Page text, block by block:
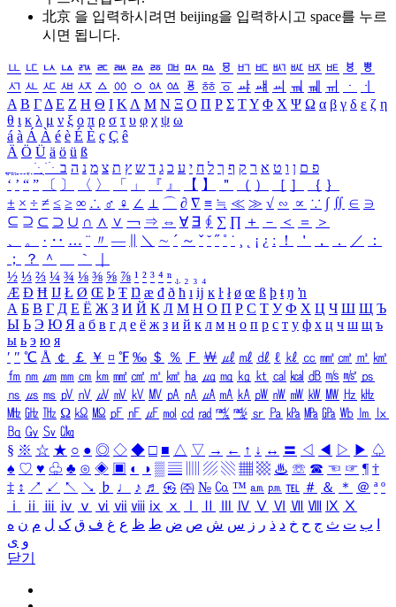
北京 을 입력하시려면 beijing을 입력하시고 space를 누르
시면 됩니다.
ㅥ ㅦ ㅧ ㅨ ㅩ ㅪ ㅫ ㅬ ㅭ ㅮ ㅯ ㅰ ㅱ ㅲ ㅳ ㅴ ㅵ ㅶ ㅷ ㅸ
ㅹ
ㅺ ㅻ ㅼ ㅽ ㅾ ㅿ ㆀ ㆁ ㆂ ㆃ ㆄ ㆅ ㆆ ㆇ ㆈ ㆉ ㆊ ㆋ ㆌ ㆍ
ㆎ
Α Β ΓΔ Ε Ζ Η Θ Ι ΚΛ Μ Ν Ξ Ο Π Ρ Σ ΤΥ Φ Χ Ψ Ω α β γ δ ε ζ η
θ ι κ λ μ ν ξ ο π ρ σ τ υ φ χ ψ ω
á à Á À é è É È ç Ç ê
Ä Ö Ü ä ö ü ß
ִֶֹ ֻּ ׁׂ פ ם ן ו ט א ר ק ף ך ל ח י ע כ ג ד ש ץ ת צ מ נ ה ב
‘ ’ “ ” 〔 〕 〈 〉 「 」 『 』 【 】 ＂ （ ） ［ ］ ｛ ｝
± × ÷ ≠ ≤ ≥ ∞ ∴ ♂ ♀ ∠ ⊥ ⌒ ∂ ∇ ≡ ≒ ≪ ≫ √ ∽ ∝ ∵ ∫ ∬ ∈ ∋
⊆ ⊇ ⊂ ⊃ ∪ ∩ ∧ ∨ ￢ ⇒ ⇔ ∀ ∃ ∮ ∑ ∏ ＋ － ＜ ＝
＞
、
。 · ‥ … ¨ 〃 ― ＼ ∼ ´ ～ ˇ ˘ ˝ ˚ ˙ ¸ ¡ ¿ ː ！ ＇ ， ． ／
：
；
？ ＾ ｀
½ ⅓ ⅔ ¼ ¾ ⅛ ⅜ ⅝ ⅞ ¹ ² ³ ⁴ ⁿ ₁ ₂ ₃ ₄
Æ Ð Ħ Ĳ Ł Ø Œ Þ Ŧ Ŋ æ đ ð ħ ı ĳ ĸ ŀ ł ø œ ß þ ŧ ŋ ŉ
А Б В Г Д Е Ё Ж З И Й К Л М Н О П Р С Т У Ф Х Ц Ч Ш Щ Ъ
Ы Ь Э Ю Я а б в г д е ё ж з и й к л м н о п р с т у ф х ц ч ш щ ъ
ы ь э ю я
′ ″ ℃ Å ￠ ￡ ￥ ¤ ℉ ‰ ＄ ％ Ｆ ￦ ㎕ ㎖ ㎗ ℓ ㎘ ㏄ ㎣ ㎤ ㎥ ㎦
㎙ ㎚ ㎛ ㎜ ㎝ ㎞ ㎟ ㎠ ㎡ ㎢ ㏊ ㎍ ㎎ ㎏ ㏏ ㎈ ㎉ ㏈ ㎧ ㎨ ㎰
㎱ ㎲ ㎳ ㎴ ㎵ ㎶ ㎷ ㎸ ㎹ ㎀ ㎁ ㎂ ㎃ ㎄ ㎺ ㎻ ㎽ ㎾ ㎿ ㎐ ㎑
㎒ ㎓ ㎔ Ω ㏀ ㏁ ㎊ ㎋ ㎌ ㏖ ㏅ ㎭ ㎮ ㎯ ㏛ ㎩ ㎪ ㎫ ㎬ ㏝ ㏐
㏓
㏃ ㏉ ㏜ ㏆
§ ※ ☆ ★ ○ ● ◎ ◇ ◆ □ ■ △ ▽ → ← ↑ ↓ ↔ 〓 ◁ ◀ ▷ ▶ ♤
♠ ♡ ♥ ♧ ♣ ⊙ ◈ ▣ ◐ ◑ ▒ ▤ ▨ ▧ ▦ ▩ ♨ ☏ ☎ ☜ ☞ ¶ †
‡ ↕ ↗ ↙ ↖ ↘ ♭ ♩ ♪ ♬ ㉿ ㈜ № ㏇ ™ ㏂ ㏘ ℡ ＃ ＆ ＊ ＠ ª º
ⅰ
ⅱ ⅲ ⅳ ⅴ ⅵ ⅶ ⅷ ⅸ ⅹ Ⅳ Ⅴ Ⅵ Ⅶ Ⅷ Ⅸ Ⅹ
ب ت ث ج ح خ د ذ ر ز س ش ص ض ط ظ ع غ ف ق ک ل م ن ه
و ی
닫기